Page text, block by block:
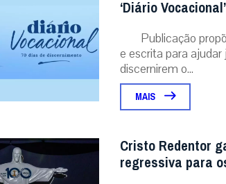
‘Diário
Publicação
e escrita para
discernirem o...
MAIS
Cristo Redentor
regressiva para